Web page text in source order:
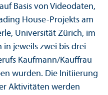
Basis von Videodaten,
House-Projekts am
Universität Zürich, im
in jeweils zwei bis drei
Kaufmann/Kauffrau
wurden. Die Initiierung
Aktivitäten werden